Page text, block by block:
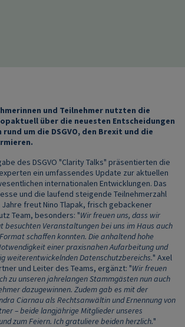
und Teilnehmer nutzten die
über die neuesten Entscheidungen
um die DSGVO, den Brexit und die
des DSGVO "Clarity Talks" präsentierten die
ein umfassendes Update zur aktuellen
internationalen Entwicklungen. Das
und die laufend steigende Teilnehmerzahl
freut Nino Tlapak, frisch gebackener
Team, besonders: "Wir freuen uns, dass wir
besuchten Veranstaltungen bei uns im Haus auch
schaffen konnten. Die anhaltend hohe
einer praxisnahen Aufarbeitung und
weiterentwickelnden Datenschutzbereichs." Axel
und Leiter des Teams, ergänzt: "Wir freuen
zu unseren jahrelangen Stammgästen nun auch
dazugewinnen. Zudem gab es mit der
Ciarnau als Rechtsanwältin und Ernennung von
– beide langjährige Mitglieder unseres
zum Feiern. Ich gratuliere beiden herzlich."